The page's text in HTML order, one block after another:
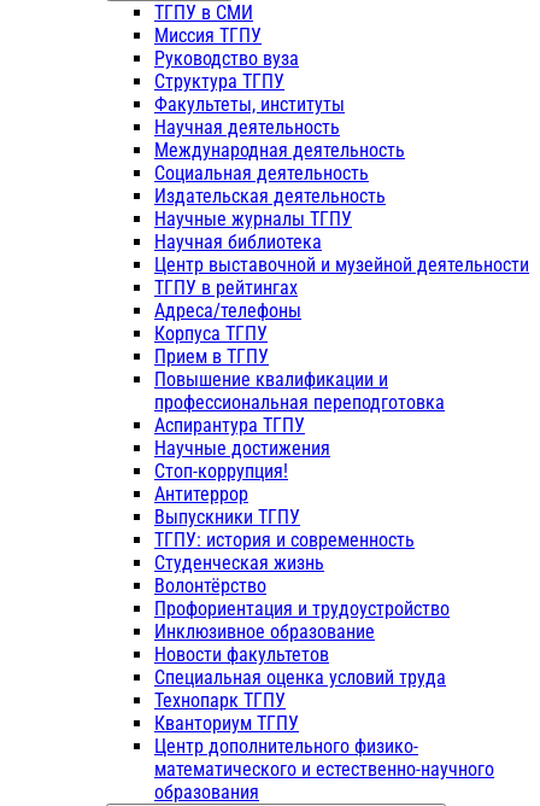
ТГПУ в СМИ
Миссия ТГПУ
Руководство вуза
Структура ТГПУ
Факультеты, институты
Научная деятельность
Международная деятельность
Социальная деятельность
Издательская деятельность
Научные журналы ТГПУ
Научная библиотека
Центр выставочной и музейной деятельности
ТГПУ в рейтингах
Адреса/телефоны
Корпуса ТГПУ
Прием в ТГПУ
Повышение квалификации и
профессиональная переподготовка
Аспирантура ТГПУ
Научные достижения
Стоп-коррупция!
Антитеррор
Выпускники ТГПУ
ТГПУ: история и современность
Студенческая жизнь
Волонтёрство
Профориентация и трудоустройство
Инклюзивное образование
Новости факультетов
Специальная оценка условий труда
Технопарк ТГПУ
Кванториум ТГПУ
Центр дополнительного физико-
математического и естественно-научного
образования